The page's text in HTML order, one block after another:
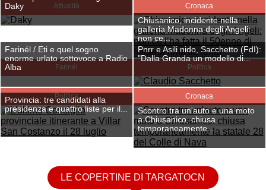
Attualità
Daky
Cronaca
Chiusanico, incidente nella
galleria Madonna degli Angeli:
non ce...
Farinél
Farinél / Eti e quel sogno
enorme urlato sottovoce a Radio
Alba
Politica
Pnrr e Asili nido, Sacchetto (FdI):
"Dalla Granda un modello di...
Politica
Provincia: tre candidati alla
presidenza e quattro liste per il...
Cronaca
Scontro tra un'auto e una moto
a Chiusanico, chiusa
temporaneamente...
LE COPERTINE DI TARGATOCN